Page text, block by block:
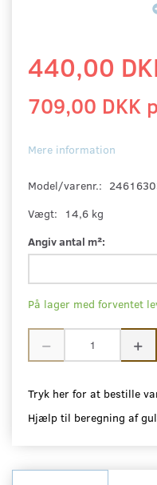
440,00
709,00 DKK
Mere information
Model/varenr.:
Vægt:
14,6 kg
Angiv antal m²:
På lager med forventet
Tryk her for at bestille
Hjælp til beregning af